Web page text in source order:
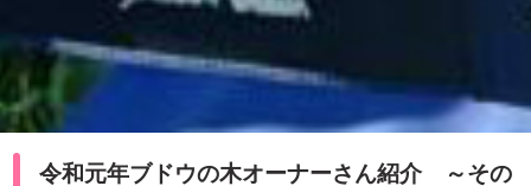
令和元年ブドウの木オーナーさん紹介 ～その